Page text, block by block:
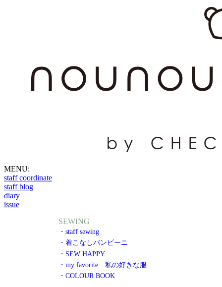
MENU:
staff coordinate
staff blog
diary
issue
SEWING
・staff sewing
・着こなしバンビーニ
・SEW HAPPY
・my favorite 私の好きな服
・COLOUR BOOK